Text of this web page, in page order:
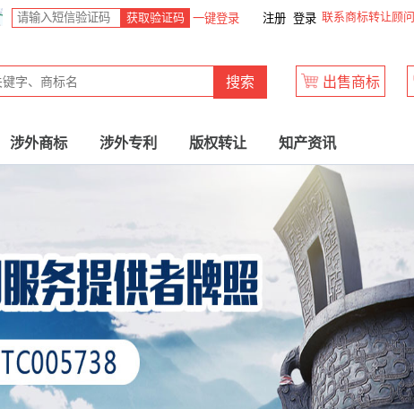
获取验证码 一键登录 登录
注册 联系商标转让顾问
搜索 出售商标
涉外商标 涉外专利 版权转让 知产资讯